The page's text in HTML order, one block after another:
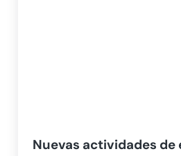
Nuevas actividades